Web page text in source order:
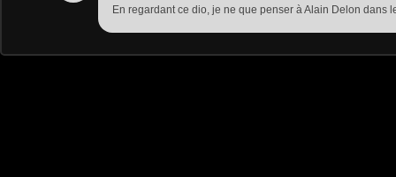
En regardant ce dio, je ne que penser à Alain Delon dans